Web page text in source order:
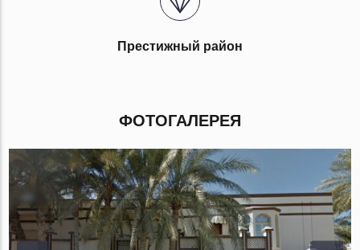
Престижный район
ФОТОГАЛЕРЕЯ